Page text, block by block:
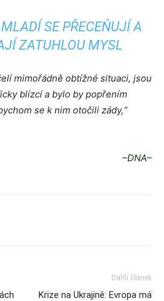
SE PŘECEŇUJÍ A
ZATUHLOU MYSL
mimořádně obtížné situaci, jsou
blízcí a bylo by popřením
se k nim otočili zády,“
–DNA–
Další článek
Krize na Ukrajině: Evropa má